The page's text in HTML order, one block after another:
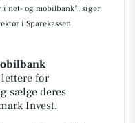
net- og mobilbank”, siger
i Sparekassen
for
sælge deres
Invest.